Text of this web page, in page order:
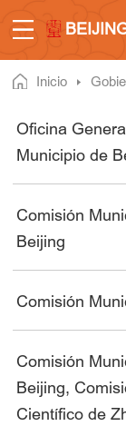
Inicio
Oficina
Municipio de
Comisión
Beijing
Comisión
Comisión
Beijing,
Científico de